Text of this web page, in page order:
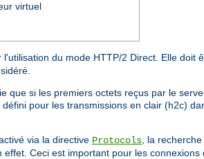
virtuel
du mode HTTP/2 Direct. Elle doit
que si les premiers octets reçus par le
pour les transmissions en clair (h2c)
via la directive Protocols , la
effet. Ceci est important pour les